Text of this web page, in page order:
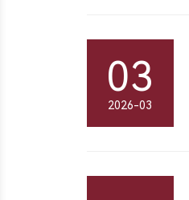
03
2026-03